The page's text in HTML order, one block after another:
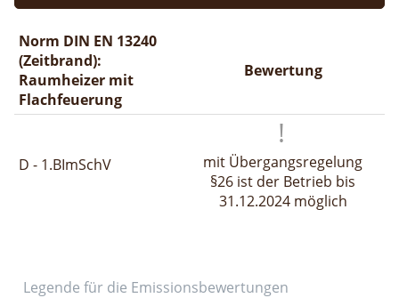
Norm DIN EN 13240
(Zeitbrand):
Raumheizer mit
Flachfeuerung
Bewertung
D - 1.BImSchV
mit Übergangsregelung
§26 ist der Betrieb bis
31.12.2024 möglich
Legende für die Emissionsbewertungen